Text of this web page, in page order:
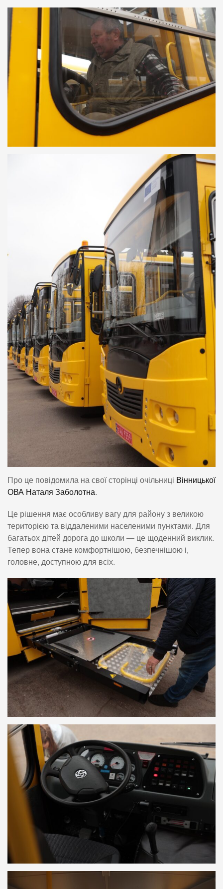
Про це повідомила на свої сторінці очільниці Вінницької
ОВА Наталя Заболотна.
Це рішення має особливу вагу для району з великою
територією та віддаленими населеними пунктами. Для
багатьох дітей дорога до школи — це щоденний виклик.
Тепер вона стане комфортнішою, безпечнішою і,
головне, доступною для всіх.